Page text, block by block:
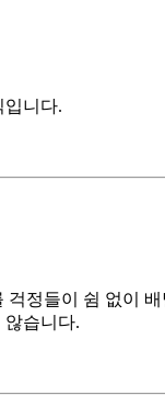
입니다.
정들이 쉼 없이
않습니다.